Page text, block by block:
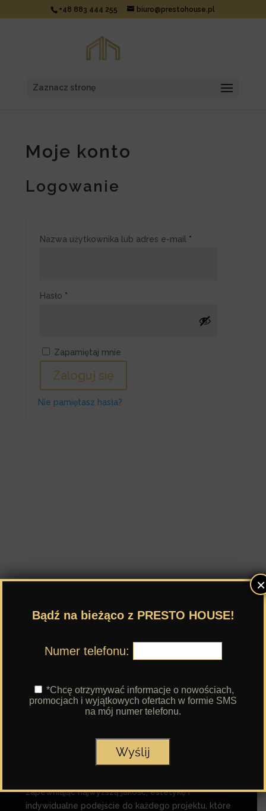
+48 883 444 255 biuro@prestohouse.pl
Zaznacz stronę
Moje konto
Logowanie
Nazwa użytkownika lub adres e-mail *
Hasło *
Zapamiętaj mnie
Zaloguj się
Nie pamiętasz hasła?
Specjalizujemy się w projektowaniu i realizacji
zapewniając najwyższą jakość, estetykę i
indywidualne podejście do każdego projektu, które
Bądź na bieżąco z PRESTO HOUSE!
Numer telefonu:
*Chcę otrzymywać informacje o nowościach,
promocjach i wyjątkowych ofertach w formie SMS
na mój numer telefonu.
×